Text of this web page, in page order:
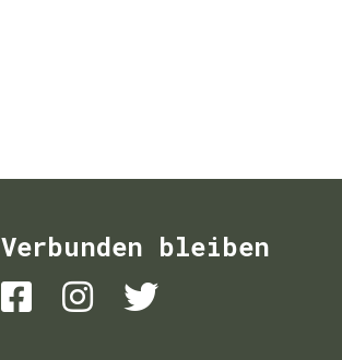
Verbunden bleiben